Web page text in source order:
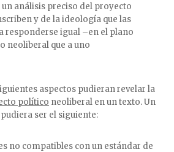
análisis preciso del proyecto
y de la ideología que las
responderse igual –en el plano
neoliberal que a uno
aspectos pudieran revelar la
político neoliberal en un texto. Un
ser el siguiente:
no compatibles con un estándar de